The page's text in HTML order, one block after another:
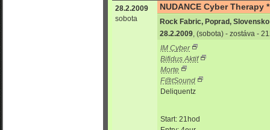
28.2.2009
sobota
NUDANCE Cyber Therapy *
Rock Fabric, Poprad, Slovensko
28.2.2009, (sobota) - zostáva -
IM Cyber
Bifidus Aktif
Morte
F@tSound
Deliquentz
Start: 21hod